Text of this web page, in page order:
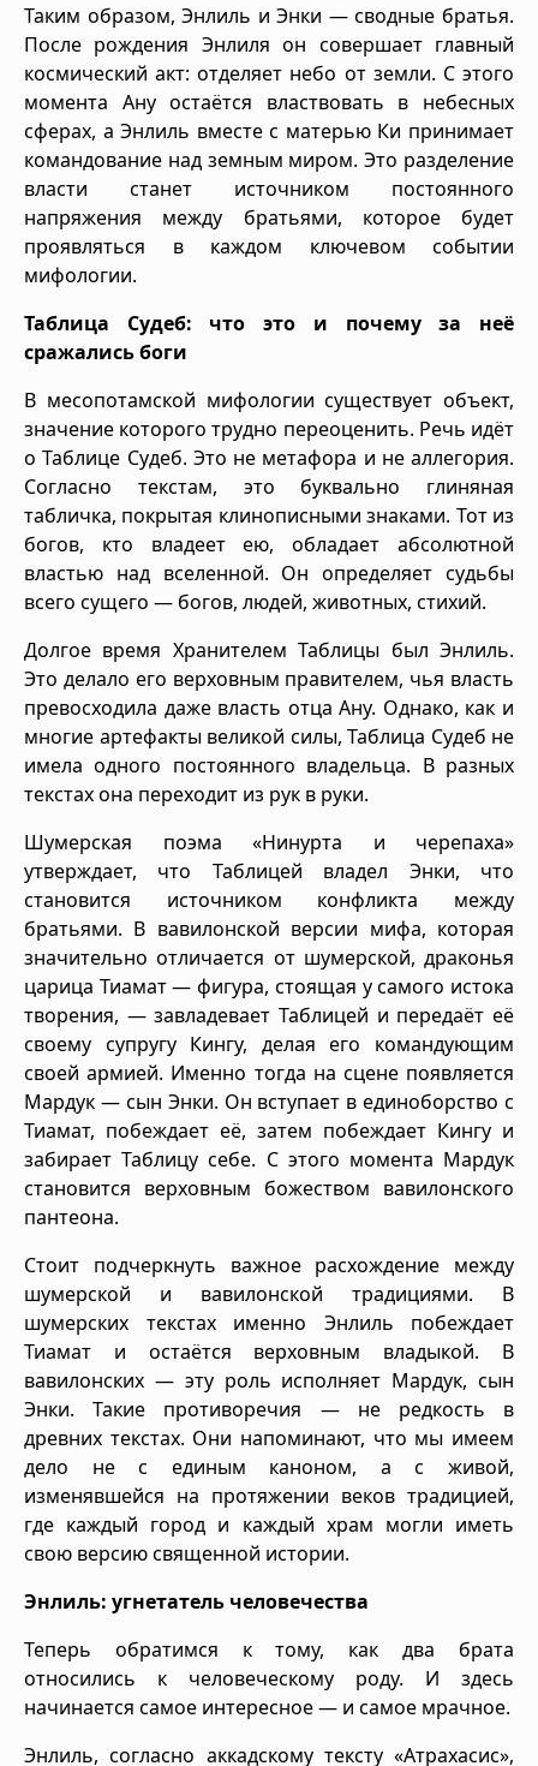
Таким образом, Энлиль и Энки — сводные братья.
После рождения Энлиля он совершает главный
космический акт: отделяет небо от земли. С этого
момента Ану остаётся властвовать в небесных
сферах, а Энлиль вместе с матерью Ки принимает
командование над земным миром. Это разделение
власти станет источником постоянного
напряжения между братьями, которое будет
проявляться в каждом ключевом событии
мифологии.
Таблица Судеб: что это и почему за неё
сражались боги
В месопотамской мифологии существует объект,
значение которого трудно переоценить. Речь идёт
о Таблице Судеб. Это не метафора и не аллегория.
Согласно текстам, это буквально глиняная
табличка, покрытая клинописными знаками. Тот из
богов, кто владеет ею, обладает абсолютной
властью над вселенной. Он определяет судьбы
всего сущего — богов, людей, животных, стихий.
Долгое время Хранителем Таблицы был Энлиль.
Это делало его верховным правителем, чья власть
превосходила даже власть отца Ану. Однако, как и
многие артефакты великой силы, Таблица Судеб не
имела одного постоянного владельца. В разных
текстах она переходит из рук в руки.
Шумерская поэма «Нинурта и черепаха»
утверждает, что Таблицей владел Энки, что
становится источником конфликта между
братьями. В вавилонской версии мифа, которая
значительно отличается от шумерской, драконья
царица Тиамат — фигура, стоящая у самого истока
творения, — завладевает Таблицей и передаёт её
своему супругу Кингу, делая его командующим
своей армией. Именно тогда на сцене появляется
Мардук — сын Энки. Он вступает в единоборство с
Тиамат, побеждает её, затем побеждает Кингу и
забирает Таблицу себе. С этого момента Мардук
становится верховным божеством вавилонского
пантеона.
Стоит подчеркнуть важное расхождение между
шумерской и вавилонской традициями. В
шумерских текстах именно Энлиль побеждает
Тиамат и остаётся верховным владыкой. В
вавилонских — эту роль исполняет Мардук, сын
Энки. Такие противоречия — не редкость в
древних текстах. Они напоминают, что мы имеем
дело не с единым каноном, а с живой,
изменявшейся на протяжении веков традицией,
где каждый город и каждый храм могли иметь
свою версию священной истории.
Энлиль: угнетатель человечества
Теперь обратимся к тому, как два брата
относились к человеческому роду. И здесь
начинается самое интересное — и самое мрачное.
Энлиль, согласно аккадскому тексту «Атрахасис»,